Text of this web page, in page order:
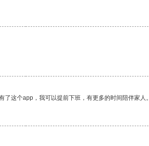
这个app，我可以提前下班，有更多的时间陪伴家人。